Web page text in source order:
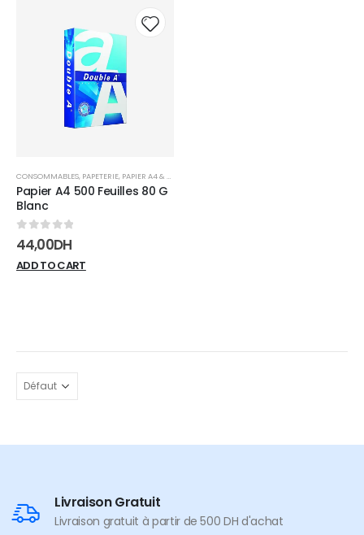
CONSOMMABLES, PAPETERIE, PAPIER A4 & A3
Papier A4 500 Feuilles 80 G
Blanc
0sur 5
44,00DH
ADD TO CART
Livraison Gratuit
Livraison gratuit à partir de 500 DH d'achat